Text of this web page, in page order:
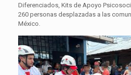
Diferenciados, Kits de Apoyo
260 personas desplazadas a las
México.